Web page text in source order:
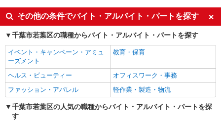
手当として別途支給 ・夜勤手当：10,000円/1回
（上記給与とは別に支給） 下記資格をお持ちの方
歓迎 ・認知症介護基礎研修 ・初任者研修 ・実務
者研修 ・介護福祉士 など
派遣社員
千城台駅すぐ★病院でお掃除/食事の配膳など
♪★激募★
通費全支給(ガソリン代含む)＞
千葉市若葉区 最寄り：千城台駅
キープ 詳細を見る
同じ特徴から千城台駅の求人を探す
入社日応相談
履歴書不要
Web面接OK
職場見学OKまたは説明会あり
未経験歓迎
新卒・第二新卒歓迎
女性活躍中
主婦・主夫歓迎
フリーター歓迎
学歴不問
ブランクOK
ミドル（40代～）活躍中
その他の条件でバイト・アルバイト・パートを探す
千葉市若葉区の職種からバイト・アルバイト・パートを探す
イベント・キャンペーン・アミュ
ーズメント
教育・保育
ヘルス・ビューティー
オフィスワーク・事務
ファッション・アパレル
軽作業・製造・物流
千葉市若葉区の人気の職種からバイト・アルバイト・パートを探
す